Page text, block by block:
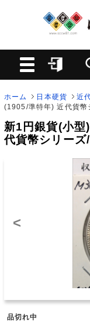
ホーム 日本硬貨 近
(1905/準特年) 近代貨幣
新1円銀貨(小
代貨幣シリー
<
品切れ中